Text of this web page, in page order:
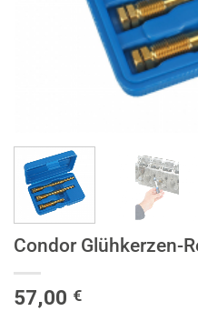
Condor Glühkerzen-
57,00 €